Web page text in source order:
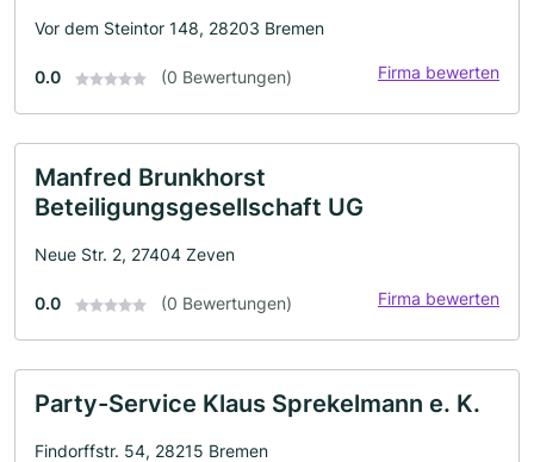
Vor dem Steintor 148, 28203 Bremen
0.0 (0 Bewertungen) Firma bewerten
Manfred Brunkhorst
Beteiligungsgesellschaft UG
Neue Str. 2, 27404 Zeven
0.0 (0 Bewertungen) Firma bewerten
Party-Service Klaus Sprekelmann e. K.
Findorffstr. 54, 28215 Bremen